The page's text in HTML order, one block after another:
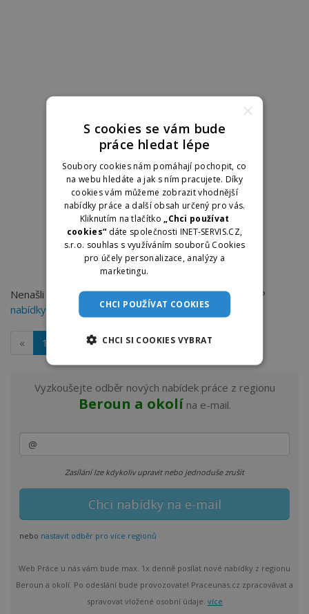
Nenašli jste práci, kterou hledáte? Můžete zkusit TOP
nabídky práce v Berouně na dobraprace.cz
« 1
Vyzkoušejte odběr nových nabídek práce z regionu
Beroun a okolí na e-mail.
Zasílání lze kdykoliv upravit nebo jednoduše zrušit
nebo nastavit odběr pro více regionů
Web Práce u nás vám bude max. 1x denně posílat nové nabídky z regionu
Beroun a okolí. Po odeslání bude provozovatel Praceunas.cz zpracovávat a
spravovat vložené osobní údaje. více
×
S cookies se vám bude
práce hledat lépe
Soubory cookies nám pomáhají pochopit, co
na webu hledáte a jak s ním pracujete. Díky
cookies vám můžeme zobrazit vhodnější
nabídky práce a další obsah určený pro vás.
Kliknutím na tlačítko„Chci používat
cookies“ dáte společnosti INET-SERVIS.CZ,
s.r.o. souhlas s využíváním souborů Cookies
pro účely personalizace, analýzy a
marketingu.
CHCI POUŽÍVAT COOKIES
CHCI SI COOKIES VYBRAT